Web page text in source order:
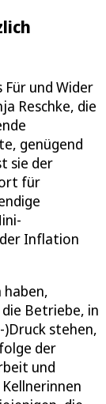
und Wider
Reschke, die
genügend
sie der
für
Inflation
Betriebe, in
stehen,
der
und